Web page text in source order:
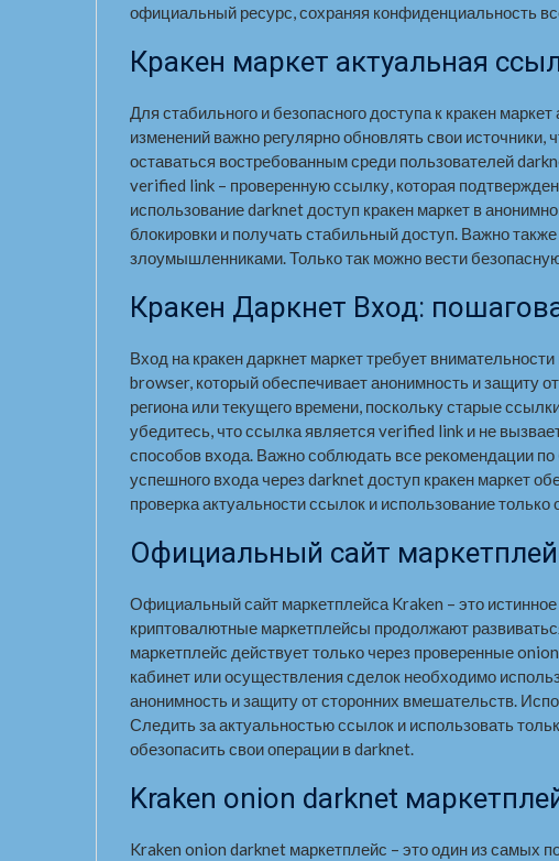
официальный ресурс, сохраняя конфиденциальность
Кракен маркет актуальная
Для стабильного и безопасного доступа к кракен
изменений важно регулярно обновлять свои
оставаться востребованным среди пользователей
verified link – проверенную ссылку, которая
использование darknet доступ кракен маркет в
блокировки и получать стабильный доступ. Важно
злоумышленниками. Только так можно вести
Кракен Даркнет Вход:
Вход на кракен даркнет маркет требует
browser, который обеспечивает анонимность и защиту
региона или текущего времени, поскольку старые
убедитесь, что ссылка является verified link и не
способов входа. Важно соблюдать все рекомендации
успешного входа через darknet доступ кракен маркет
проверка актуальности ссылок и использование
Официальный сайт
Официальный сайт маркетплейса Kraken – это
криптовалютные маркетплейсы продолжают
маркетплейс действует только через проверенные
кабинет или осуществления сделок необходимо
анонимность и защиту от сторонних вмешательств.
Следить за актуальностью ссылок и использовать
обезопасить свои операции в darknet.
Kraken onion darknet
Kraken onion darknet маркетплейс – это один из самых